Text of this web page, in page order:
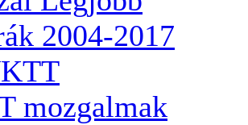
2004-2017
mozgalmak